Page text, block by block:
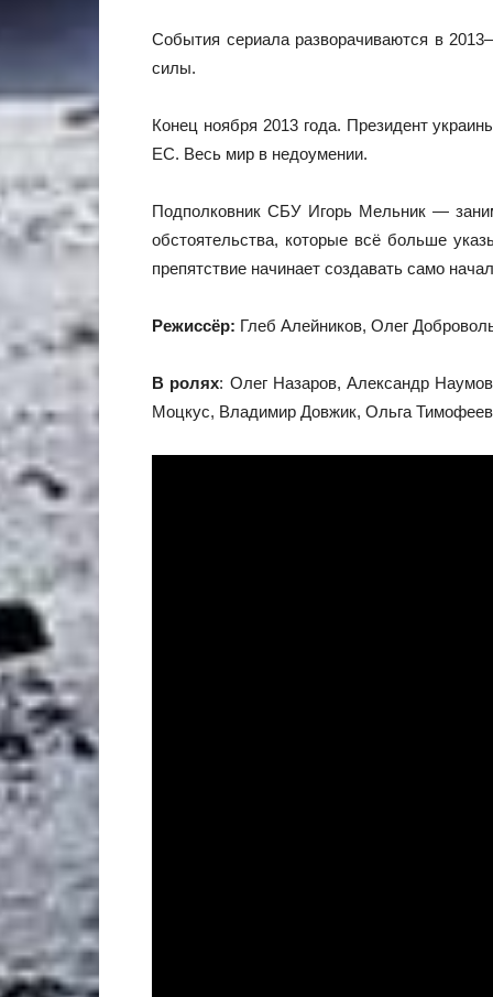
События сериала разворачиваются в
силы.
Конец ноября 2013 года. Президент
ЕС. Весь мир в недоумении.
Подполковник СБУ Игорь Мельник —
обстоятельства, которые всё больше
препятствие начинает создавать само
Режиссёр: Глеб Алейников, Олег
В ролях: Олег Назаров, Александр
Моцкус, Владимир Довжик, Ольга